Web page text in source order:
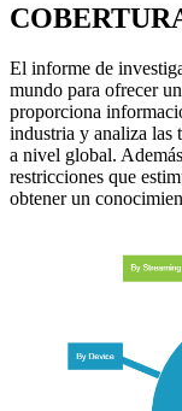
El informe de
mundo para ofrecer
proporciona
industria y analiza las
a nivel global.
restricciones que
obtener un